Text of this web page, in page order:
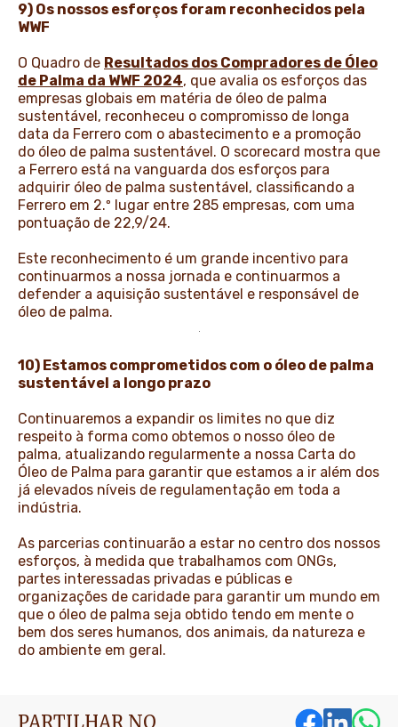
9) Os nossos esforços foram reconhecidos pela
WWF
O Quadro de Resultados dos Compradores de Óleo
de Palma da WWF 2024, que avalia os esforços das
empresas globais em matéria de óleo de palma
sustentável, reconheceu o compromisso de longa
data da Ferrero com o abastecimento e a promoção
do óleo de palma sustentável. O scorecard mostra que
a Ferrero está na vanguarda dos esforços para
adquirir óleo de palma sustentável, classificando a
Ferrero em 2.º lugar entre 285 empresas, com uma
pontuação de 22,9/24.
Este reconhecimento é um grande incentivo para
continuarmos a nossa jornada e continuarmos a
defender a aquisição sustentável e responsável de
óleo de palma.
10) Estamos comprometidos com o óleo de palma
sustentável a longo prazo
Continuaremos a expandir os limites no que diz
respeito à forma como obtemos o nosso óleo de
palma, atualizando regularmente a nossa Carta do
Óleo de Palma para garantir que estamos a ir além dos
já elevados níveis de regulamentação em toda a
indústria.
As parcerias continuarão a estar no centro dos nossos
esforços, à medida que trabalhamos com ONGs,
partes interessadas privadas e públicas e
organizações de caridade para garantir um mundo em
que o óleo de palma seja obtido tendo em mente o
bem dos seres humanos, dos animais, da natureza e
do ambiente em geral.
PARTILHAR NO